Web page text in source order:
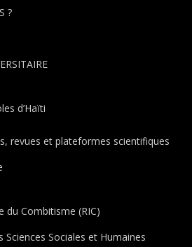
?
d’Haïti
revues et plateformes scientifiques
du Combitisme (RIC)
Sciences Sociales et Humaines